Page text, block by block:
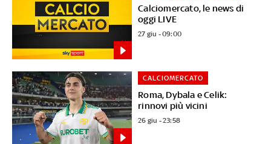
Calciomercato, le news di
oggi LIVE
27 giu - 09:00
Roma, Dybala e Celik:
rinnovi più vicini
CALCIOMERCATO
26 giu - 23:58